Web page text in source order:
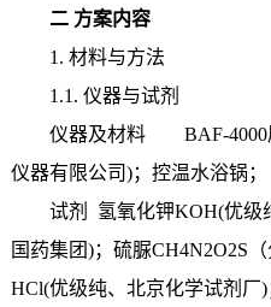
二 方案内容
1.材料与方法
1.1.仪器与试剂
仪器及材料 BAF-4000
仪器有限公司)；控温水浴锅；
试剂 氢氧化钾KOH(优级
国药集团)；硫脲CH4N2O2S
HCl(优级纯、北京化学试剂厂